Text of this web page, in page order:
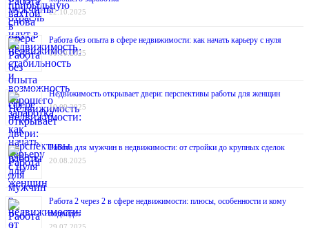
22.10.2025
Работа без опыта в сфере недвижимости: как начать карьеру с нуля
01.10.2025
Недвижимость открывает двери: перспективы работы для женщин
10.09.2025
Работа для мужчин в недвижимости: от стройки до крупных сделок
20.08.2025
Работа 2 через 2 в сфере недвижимости: плюсы, особенности и кому
подойдёт